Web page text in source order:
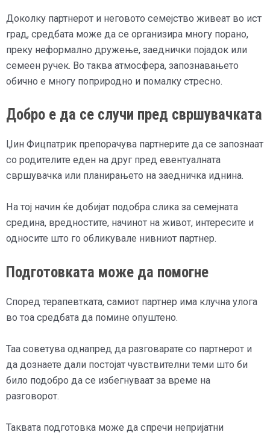
Доколку партнерот и неговото семејство живеат во ист
град, средбата може да се организира многу порано,
преку неформално дружење, заеднички појадок или
семеен ручек. Во таква атмосфера, запознавањето
обично е многу поприродно и помалку стресно.
Добро е да се случи пред свршувачката
Џин Фицпатрик препорачува партнерите да се запознаат
со родителите еден на друг пред евентуалната
свршувачка или планирањето на заедничка иднина.
На тој начин ќе добијат подобра слика за семејната
средина, вредностите, начинот на живот, интересите и
односите што го обликувале нивниот партнер.
Подготовката може да помогне
Според терапевтката, самиот партнер има клучна улога
во тоа средбата да помине опуштено.
Таа советува однапред да разговарате со партнерот и
да дознаете дали постојат чувствителни теми што би
било подобро да се избегнуваат за време на
разговорот.
Таквата подготовка може да спречи непријатни